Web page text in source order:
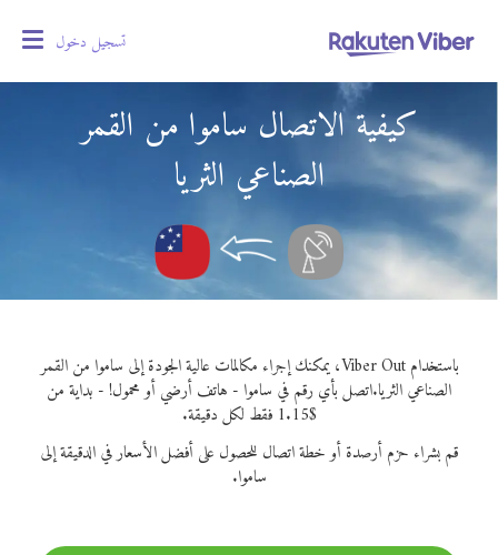
تسجيل دخول
كيفية الاتصال ساموا من القمر
الصناعي الثريا
باستخدام Viber Out، يمكنك إجراء مكالمات عالية الجودة إلى ساموا من القمر
الصناعي الثريا.اتصل بأي رقم في ساموا - هاتف أرضي أو محمول! - بداية من
$1.15 فقط لكل دقيقة.
قم بشراء حزم أرصدة أو خطة اتصال للحصول على أفضل الأسعار في الدقيقة إلى
ساموا.